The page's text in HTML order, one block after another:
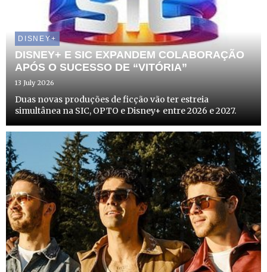
DISNEY+
DISNEY+ E SIC EXPANDEM COLABORAÇÃO
APÓS O SUCESSO DE “VITÓRIA”
13 July 2026
Duas novas produções de ficção vão ter estreia
simultânea na SIC, OPTO e Disney+ entre 2026 e 2027.